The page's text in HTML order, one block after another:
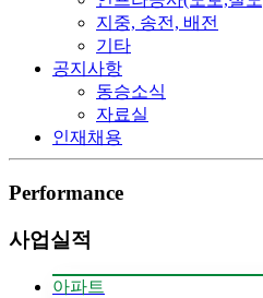
지중, 송전, 배전
기타
공지사항
동승소식
자료실
인재채용
Performance
사업실적
아파트